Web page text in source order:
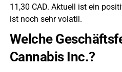
11,30 CAD. Aktuell ist ein
ist noch sehr volatil.
Welche
Cannabis Inc.?